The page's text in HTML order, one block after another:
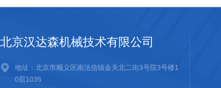
北京汉达森机械技术有限公司
地址：北京市顺义区南法信镇金关北二街3号院3号楼1
0层1035